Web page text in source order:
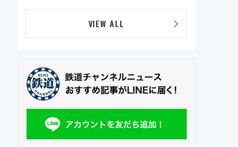
【2026年8月】
VIEW ALL